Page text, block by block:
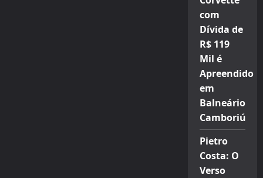
com
Dívida de
R$ 119
Mil é
Apreendido
em
Balneário
Camboriú
Pietro
Costa: O
Verso